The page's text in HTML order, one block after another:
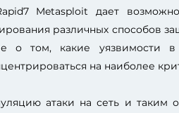
Metasploit дает
различных способов
о том, какие уязвимости
на наиболее
атаки на сеть и